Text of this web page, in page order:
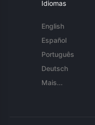
Idiomas
English
Español
Português
Deutsch
Mais...